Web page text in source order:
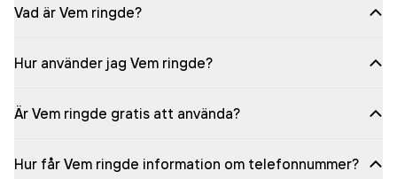
Vad är Vem ringde?
Hur använder jag Vem ringde?
Är Vem ringde gratis att använda?
Hur får Vem ringde information om telefonnummer?